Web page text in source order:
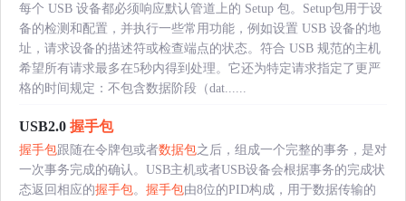
每个 USB 设备都必须响应默认管道上的 Setup 包。Setup包用于设
备的检测和配置，并执行一些常用功能，例如设置 USB 设备的地
址，请求设备的描述符或检查端点的状态。符合 USB 规范的主机
希望所有请求最多在5秒内得到处理。它还为特定请求指定了更严
格的时间规定：不包含数据阶段（dat......
USB2.0 握手包
握手包跟随在令牌包或者数据包之后，组成一个完整的事务，是对
一次事务完成的确认。USB主机或者USB设备会根据事务的完成状
态返回相应的握手包。 握手包由8位的PID构成，用于数据传输的